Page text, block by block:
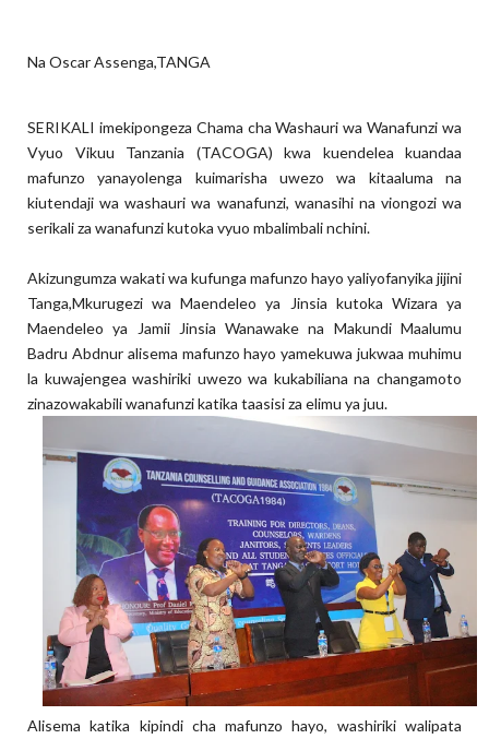
Na Oscar Assenga,TANGA
SERIKALI imekipongeza Chama cha Washauri wa Wanafunzi wa
Vyuo Vikuu Tanzania (TACOGA) kwa kuendelea kuandaa
mafunzo yanayolenga kuimarisha uwezo wa kitaaluma na
kiutendaji wa washauri wa wanafunzi, wanasihi na viongozi wa
serikali za wanafunzi kutoka vyuo mbalimbali nchini.
Akizungumza wakati wa kufunga mafunzo hayo yaliyofanyika jijini
Tanga,Mkurugezi wa Maendeleo ya Jinsia kutoka Wizara ya
Maendeleo ya Jamii Jinsia Wanawake na Makundi Maalumu
Badru Abdnur alisema mafunzo hayo yamekuwa jukwaa muhimu
la kuwajengea washiriki uwezo wa kukabiliana na changamoto
zinazowakabili wanafunzi katika taasisi za elimu ya juu.
Alisema katika kipindi cha mafunzo hayo, washiriki walipata